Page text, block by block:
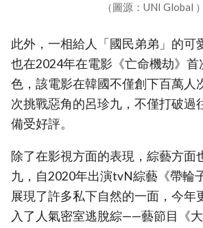
（圖源：UNI Global ）
此外，一相給人「國民弟弟」的可
也在2024年在電影《亡命機劫》首
色，該電影在韓國不僅創下百萬人
次挑戰惡角的呂珍九，不僅打破過
備受好評。
除了在影視方面的表現，綜藝方面
九，自2020年出演tvN綜藝《帶輪
展現了許多私下自然的一面，今年
入了人氣密室逃脫綜——藝節目《